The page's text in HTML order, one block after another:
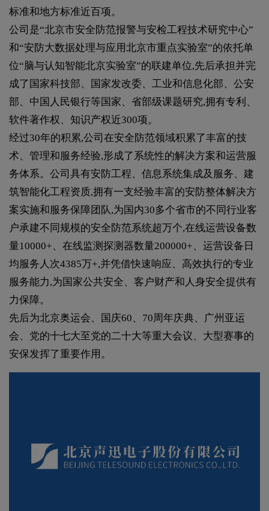
标准和地方标准近百项。
公司是“北京市安全防范报警与安检工程技术研究中心”
和“安防大数据处理与应用北京市重点实验室”的依托单
位“脑与认知智能北京实验室”的联建单位,先后承担并完
成了国家科技部、国家发改委、工业和信息化部、公安
部、中国人民银行等国家、省部级课题研究,拥有专利、
软件著作权、知识产权近300项。
经过30年的积累,公司在安全防范领域积累了丰富的技
术、管理和服务经验,形成了系统性的解决方案和运营服
务体系。公司具有安防工程、信息系统集成及服务、建
筑智能化工程资质,拥有一支经验丰富的安防整体解决方
案实施和服务保障团队,为国内30多个省市的不同行业客
户承建不同规模的安全防范系统超万个,在线运营设备数
量10000+、在线监测探测器数量200000+、运营设备日
均服务人次4385万+,并凭借快速响应、高效执行的专业
服务能力,为国家公共安全、客户财产和人身安全提供有
力保障。
先后为北京奥运会、国庆60、70周年庆典、广州亚运
会、党的十七大至党的二十大等重大会议、大型赛事的
安保发挥了重要作用。